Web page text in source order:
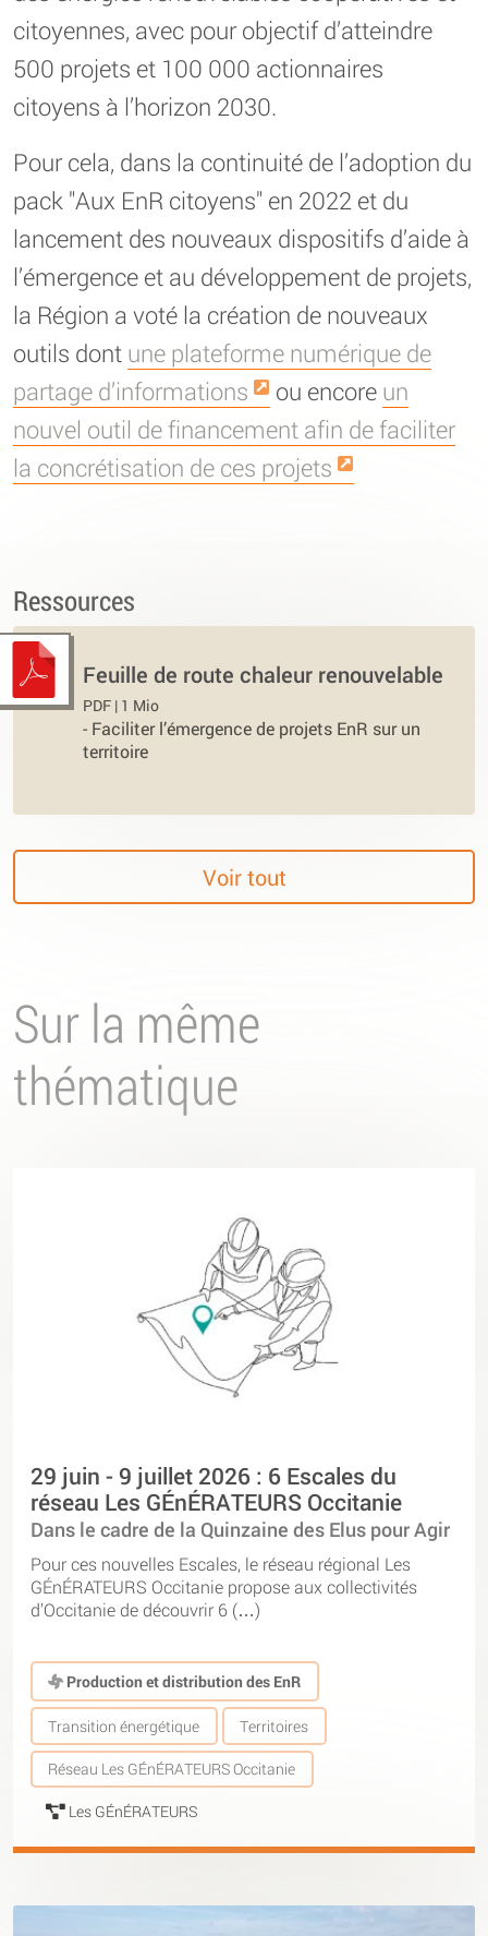
citoyennes, avec pour objectif d’atteindre
500 projets et 100 000 actionnaires
citoyens à l’horizon 2030.
Pour cela, dans la continuité de l’adoption du
pack "Aux EnR citoyens" en 2022 et du
lancement des nouveaux dispositifs d’aide à
l’émergence et au développement de projets,
la Région a voté la création de nouveaux
outils dont une plateforme numérique de
partage d’informations
ou encore un
nouvel outil de financement afin de faciliter
la concrétisation de ces projets
Ressources
Feuille de route chaleur renouvelable
PDF | 1 Mio
- Faciliter l’émergence de projets EnR sur un
territoire
Voir tout
Sur la même
thématique
29 juin - 9 juillet 2026 : 6 Escales du
réseau Les GÉnÉRATEURS Occitanie
Dans le cadre de la Quinzaine des Elus pour Agir
Pour ces nouvelles Escales, le réseau régional Les
GÉnÉRATEURS Occitanie propose aux collectivités
d’Occitanie de découvrir 6 (…)
Production et distribution des EnR
Transition énergétique Territoires
Réseau Les GÉnÉRATEURS Occitanie
Les GÉnÉRATEURS